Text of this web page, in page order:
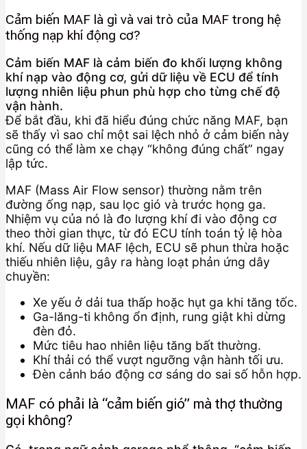
Cảm biến MAF là gì và vai trò của MAF trong hệ
thống nạp khí động cơ?
Cảm biến MAF là cảm biến đo khối lượng không
khí nạp vào động cơ, gửi dữ liệu về ECU để tính
lượng nhiên liệu phun phù hợp cho từng chế độ
vận hành.
Để bắt đầu, khi đã hiểu đúng chức năng MAF, bạn
sẽ thấy vì sao chỉ một sai lệch nhỏ ở cảm biến này
cũng có thể làm xe chạy “không đúng chất” ngay
lập tức.
MAF (Mass Air Flow sensor) thường nằm trên
đường ống nạp, sau lọc gió và trước họng ga.
Nhiệm vụ của nó là đo lượng khí đi vào động cơ
theo thời gian thực, từ đó ECU tính toán tỷ lệ hòa
khí. Nếu dữ liệu MAF lệch, ECU sẽ phun thừa hoặc
thiếu nhiên liệu, gây ra hàng loạt phản ứng dây
chuyền:
Xe yếu ở dải tua thấp hoặc hụt ga khi tăng tốc.
Ga-lăng-ti không ổn định, rung giật khi dừng
đèn đỏ.
Mức tiêu hao nhiên liệu tăng bất thường.
Khí thải có thể vượt ngưỡng vận hành tối ưu.
Đèn cảnh báo động cơ sáng do sai số hỗn hợp.
MAF có phải là “cảm biến gió” mà thợ thường
gọi không?